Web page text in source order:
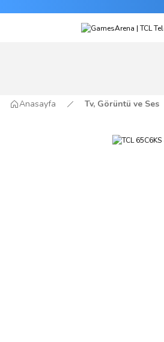
Anasayfa Tv, Görüntü ve Ses